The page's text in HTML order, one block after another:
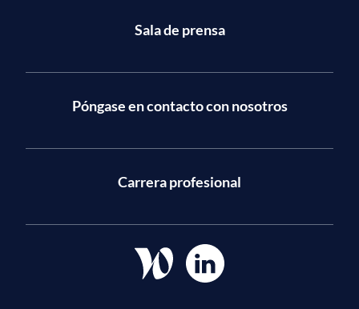
Sala de prensa
Póngase en contacto con nosotros
Carrera profesional